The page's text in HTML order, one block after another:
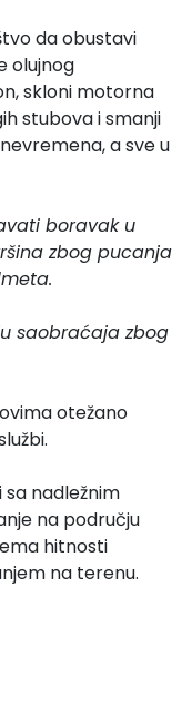
da obustavi
olujnog
skloni motorna
stubova i smanji
a sve u
boravak u
zbog pucanja
saobraćaja zbog
otežano
sa nadležnim
na području
hitnosti
na terenu.